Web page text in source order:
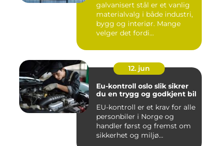
galvanisert stål er et vanlig
materialvalg i både industri,
bygg og interiør. Mange
velger det fordi...
12. jun
Eu-kontroll oslo slik sikrer
du en trygg og godkjent bil
EU-kontroll er et krav for alle
personbiler i Norge og
handler først og fremst om
sikkerhet og miljø...